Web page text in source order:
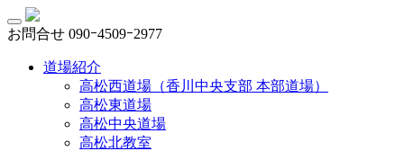
お問合せ 090ｰ4509ｰ2977
道場紹介
高松西道場（香川中央支部 本部道場）
高松東道場
高松中央道場
高松北教室